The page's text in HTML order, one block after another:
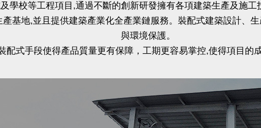
學校等工程項目,通過不斷的創新研發擁有各項建築生產及施
基地,並且提供建築產業化全產業鏈服務。裝配式建築設計、
與環境保護。
配式手段使得產品質量更有保障，工期更容易掌控,使得項目的